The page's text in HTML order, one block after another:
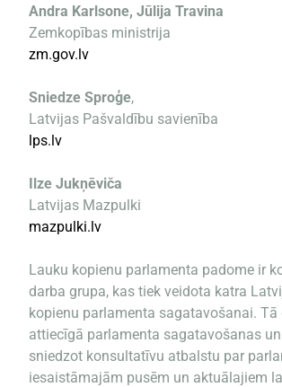
Andra Karlsone, Jūlija Travina
Zemkopības ministrija
zm.gov.lv
Sniedze Sproģe,
Latvijas Pašvaldību savienība
lps.lv
Ilze Jukņēviča
Latvijas Mazpulki
mazpulki.lv
Lauku kopienu parlamenta padome ir
darba grupa, kas tiek veidota katra
kopienu parlamenta sagatavošanai.
attiecīgā parlamenta sagatavošanas
sniedzot konsultatīvu atbalstu par
iesaistāmajām pusēm un aktuālajiem